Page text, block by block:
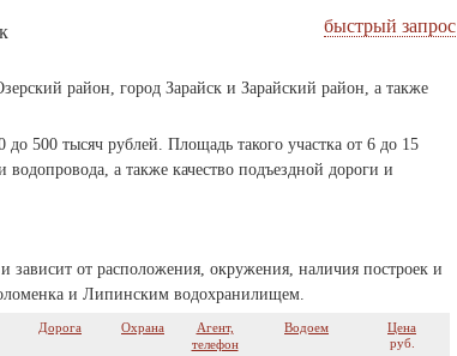
быстрый запрос
район, город Зарайск и Зарайский район, а также
500 тысяч рублей. Площадь такого участка от 6 до 15
а также качество подъездной дороги и
зависит от расположения, окружения, наличия построек и
и Липинским водохранилищем.
Дорога Охрана
Агент,
телефон
Водоем
Цена
руб.